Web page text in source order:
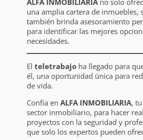
una amplia cartera de inmuebles,
también brinda asesoramiento
para identificar las mejores
necesidades.
El teletrabajoha llegado para
él, una oportunidad única para
de vida.
Confía en ALFA INMOBILIARIA,
sector inmobiliario, para hacer
proyectos con la seguridad y
que solo los expertos pueden